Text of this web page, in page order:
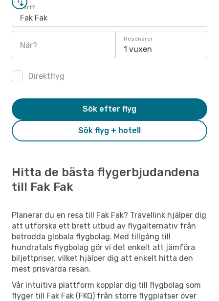
Vart?
Fak Fak
När?
Resenärer
1 vuxen
Direktflyg
Sök flyg + hotell
Sök efter flyg
Hitta de bästa flygerbjudandena
till Fak Fak
Planerar du en resa till Fak Fak? Travellink hjälper dig
att utforska ett brett utbud av flygalternativ från
betrodda globala flygbolag. Med tillgång till
hundratals flygbolag gör vi det enkelt att jämföra
biljettpriser, vilket hjälper dig att enkelt hitta den
mest prisvärda resan.
Vår intuitiva plattform kopplar dig till flygbolag som
flyger till Fak Fak (FKQ) från större flygplatser över